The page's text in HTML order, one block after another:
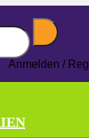
Anmelden /